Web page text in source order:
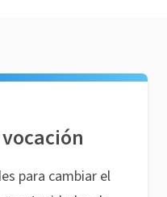
para cambiar el